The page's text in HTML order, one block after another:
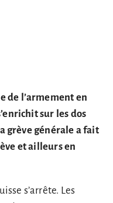
de l’armement en
sur les dos
grève générale a fait
et ailleurs en
s’arrête. Les